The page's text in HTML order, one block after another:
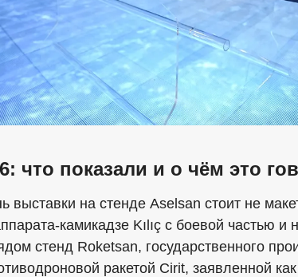
что показали и о чём это
выставки на стенде Aselsan стоит не
камикадзе Kılıç с боевой частью и
стенд Roketsan, государственного
ракетой Cirit, заявленной